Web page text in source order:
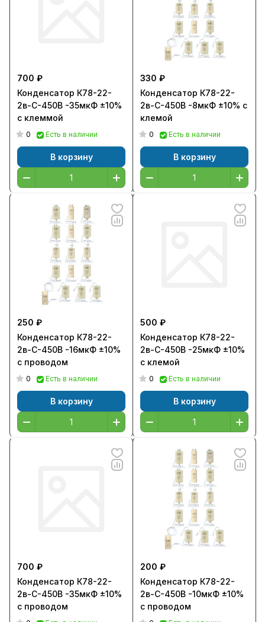
700 ₽
Конденсатор К78-22-
2в-С-450В -35мкФ ±10%
с клеммой
0 Есть в наличии
В корзину
330 ₽
Конденсатор К78-22-
2в-С-450В -8мкФ ±10% с
клемой
0 Есть в наличии
В корзину
250 ₽
Конденсатор К78-22-
2в-С-450В -16мкФ ±10%
с проводом
0 Есть в наличии
В корзину
500 ₽
Конденсатор К78-22-
2в-С-450В -25мкФ ±10%
с клемой
0 Есть в наличии
В корзину
700 ₽
Конденсатор К78-22-
2в-С-450В -35мкФ ±10%
с проводом
200 ₽
Конденсатор К78-22-
2в-С-450В -10мкФ ±10%
с проводом